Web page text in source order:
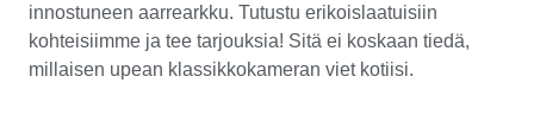
innostuneen aarrearkku. Tutustu erikoislaatuisiin
kohteisiimme ja tee tarjouksia! Sitä ei koskaan tiedä,
millaisen upean klassikkokameran viet kotiisi.